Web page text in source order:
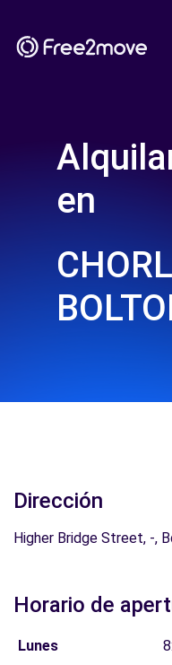
en
Dirección
Higher Bridge Street, -,
Horario de
Lunes